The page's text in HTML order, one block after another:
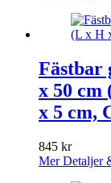
Fästbar
x 50 cm
x 5 cm,
845 kr
Mer Detaljer